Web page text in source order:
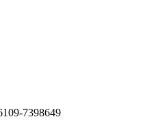
7398649